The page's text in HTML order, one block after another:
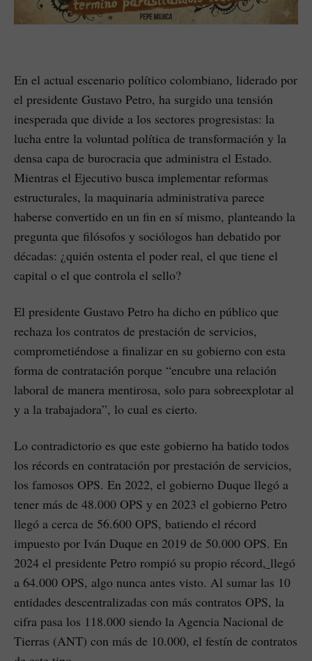
En el actual escenario político colombiano, liderado por
el presidente Gustavo Petro, ha surgido una tensión
inesperada que divide a los sectores progresistas: la
lucha entre la voluntad política de transformación y la
densa capa de burocracia que administra el Estado.
Mientras el Ejecutivo busca implementar reformas
estructurales, la maquinaria administrativa parece
haberse convertido en un fin en sí mismo, planteando la
pregunta que filósofos y sociólogos han debatido por
décadas: ¿quién ostenta el poder real, el que tiene el
capital o el que controla el sello?
El presidente Gustavo Petro ha dicho en público que
rechaza los contratos de prestación de servicios,
comprometiéndose a finalizar en su gobierno con esta
forma de contratación porque “encubre una relación
laboral de manera mentirosa, solo para sobreexplotar al
y a la trabajadora”, lo cual es cierto.
Lo contradictorio es que este gobierno ha batido todos
los récords en contratación por prestación de servicios,
los famosos OPS. En 2022, el gobierno Duque llegó a
tener más de 48.000 OPS y en 2023 el gobierno Petro
llegó a cerca de 56.600 OPS, batiendo el récord
impuesto por Iván Duque en 2019 de 50.000 OPS. En
2024 el presidente Petro rompió su propio récord, llegó
a 64.000 OPS, algo nunca antes visto. Al sumar las 10
entidades descentralizadas con más contratos OPS, la
cifra pasa los 118.000 siendo la Agencia Nacional de
Tierras (ANT) con más de 10.000, el festín de contratos